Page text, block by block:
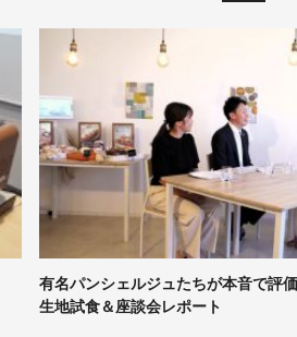
有名パンシェルジュたちが本音で評
生地試食＆座談会レポート